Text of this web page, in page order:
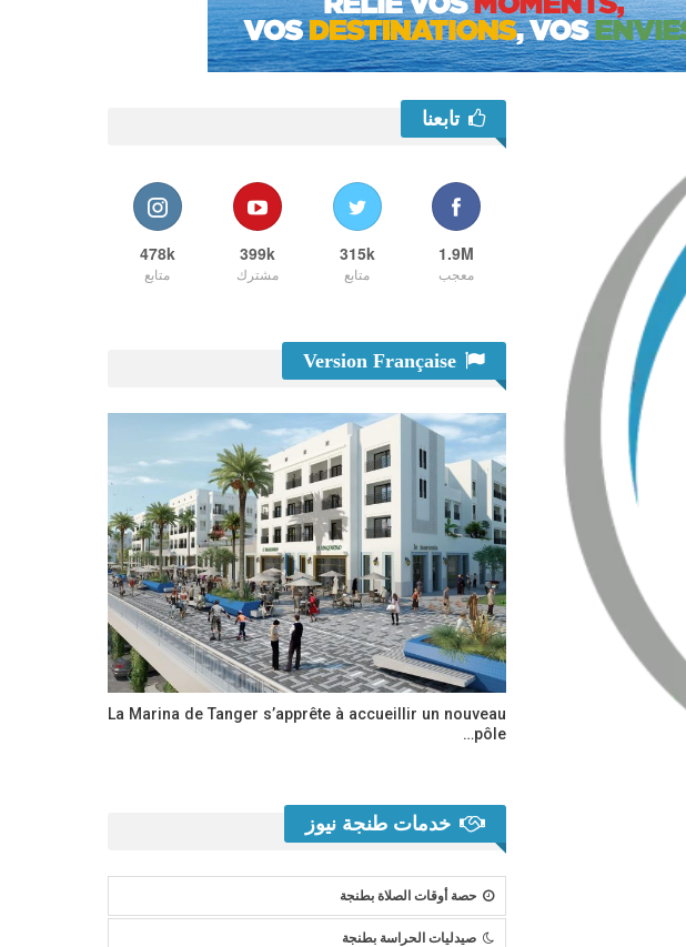
تابعنا
1.9M
معجب
315k
متابع
399k
مشترك
478k
متابع
La Marina de Tanger s’apprête à accueillir un nouveau
pôle…
خدمات طنجة نيوز
حصة أوقات الصلاة بطنجة
صيدليات الحراسة بطنجة